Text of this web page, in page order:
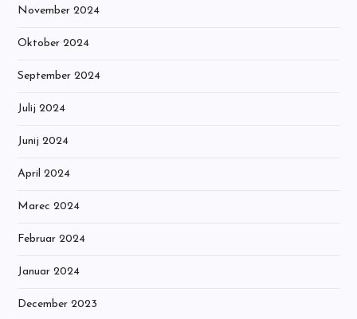
November 2024
Oktober 2024
September 2024
Julij 2024
Junij 2024
April 2024
Marec 2024
Februar 2024
Januar 2024
December 2023